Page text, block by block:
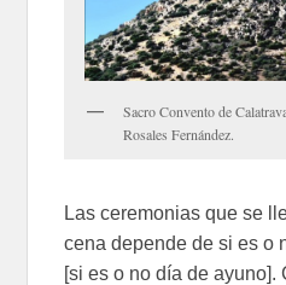
Sacro Convento de
Rosales Fernández.
Las ceremonias que se
cena depende de si es o
[si es o no día de ayuno].